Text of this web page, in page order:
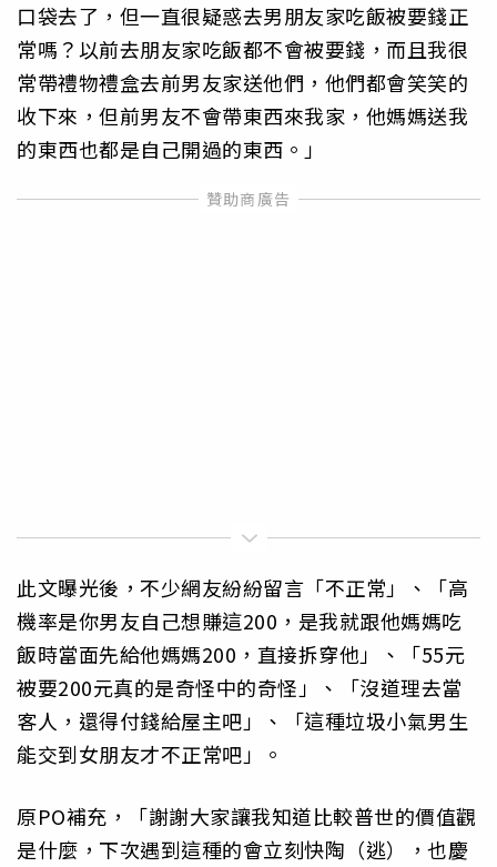
口袋去了，但一直很疑惑去男朋友家吃飯被要錢正
常嗎？以前去朋友家吃飯都不會被要錢，而且我很
常帶禮物禮盒去前男友家送他們，他們都會笑笑的
收下來，但前男友不會帶東西來我家，他媽媽送我
的東西也都是自己開過的東西。」
此文曝光後，不少網友紛紛留言「不正常」、「高
機率是你男友自己想賺這200，是我就跟他媽媽吃
飯時當面先給他媽媽200，直接拆穿他」、「55元
被要200元真的是奇怪中的奇怪」、「沒道理去當
客人，還得付錢給屋主吧」、「這種垃圾小氣男生
能交到女朋友才不正常吧」。
原PO補充，「謝謝大家讓我知道比較普世的價值觀
是什麼，下次遇到這種的會立刻快陶（逃），也慶